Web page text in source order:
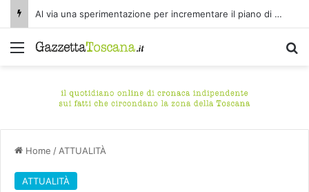
Al via una sperimentazione per incrementare il piano di spazzamento del centro storico di Fucecchio
Menu
Home / ATTUALITÀ
ATTUALITÀ